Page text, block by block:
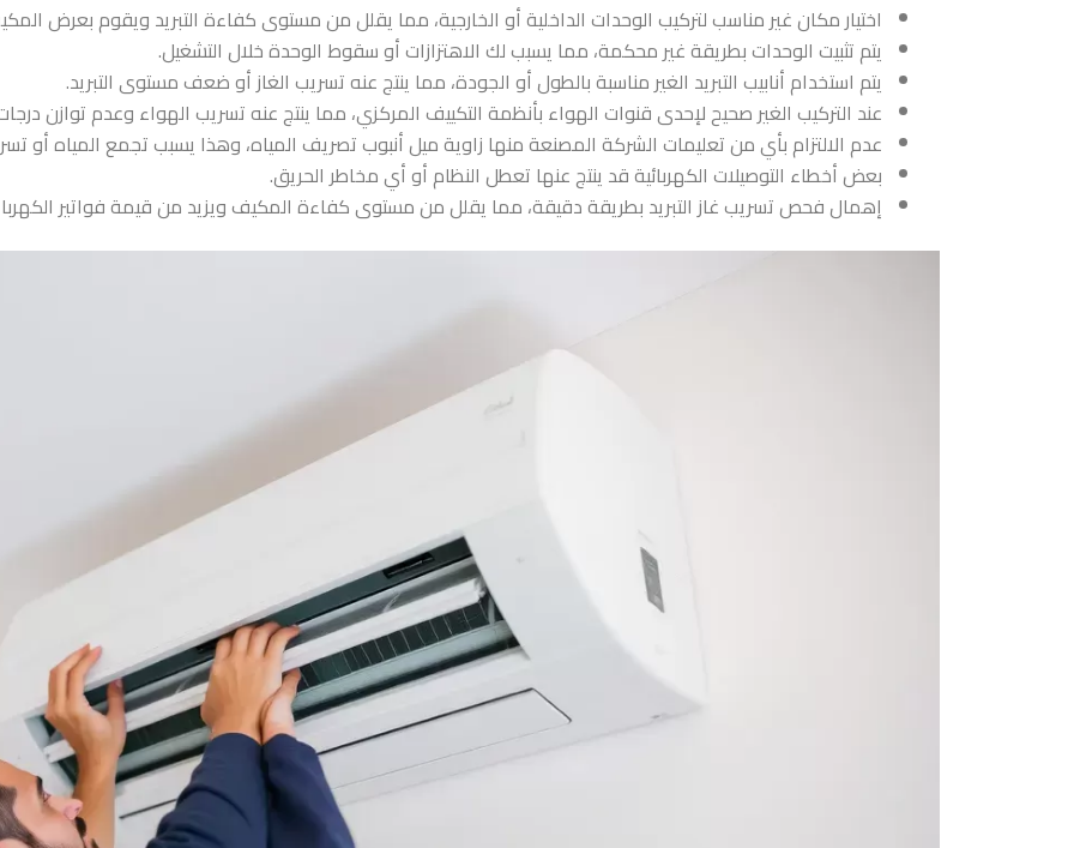
اختيار مكان غير مناسب لتركيب الوحدات الداخلية أو الخارجية، مما يقلل من مستوى كفاءة التبريد ويقوم بعرض
يتم تثبيت الوحدات بطريقة غير محكمة، مما يسبب لك الاهتزازات أو سقوط الوحدة خلال التشغيل.
يتم استخدام أنابيب التبريد الغير مناسبة بالطول أو الجودة، مما ينتج عنه تسريب الغاز أو ضعف مستوى التبريد.
عند التركيب الغير صحيح لإحدى قنوات الهواء بأنظمة التكييف المركزي، مما ينتج عنه تسريب الهواء وعدم توازن
عدم الالتزام بأي من تعليمات الشركة المصنعة منها زاوية ميل أنبوب تصريف المياه، وهذا يسبب تجمع المياه أو
بعض أخطاء التوصيلات الكهربائية قد ينتج عنها تعطل النظام أو أي مخاطر الحريق.
إهمال فحص تسريب غاز التبريد بطريقة دقيقة، مما يقلل من مستوى كفاءة المكيف ويزيد من قيمة فواتير